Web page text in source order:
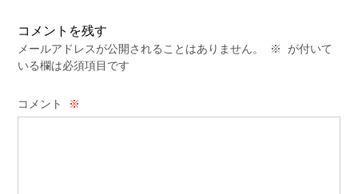
コメントを残す
メールアドレスが公開されることはありません。 ※
が付いて
いる欄は必須項目です
コメント ※